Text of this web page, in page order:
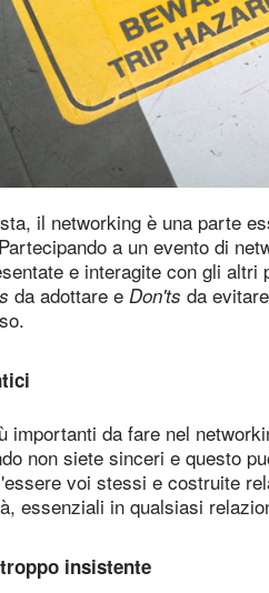
il networking è una parte
a un evento di
e interagite con gli
da adottare e Don'ts da
importanti da fare nel
non siete sinceri e questo
voi stessi e costruite
essenziali in qualsiasi
insistente